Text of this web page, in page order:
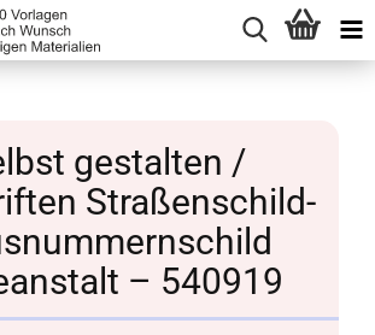
gestalten /
Straßenschild-
– 540919